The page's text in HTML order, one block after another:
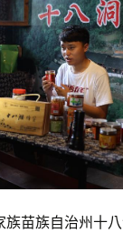
族苗族自治州十